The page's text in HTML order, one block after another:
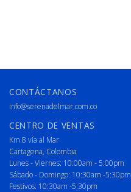
CONTÁCTANOS
info@serenadelmar.com.co
CENTRO DE VENTAS
Km 8 vía al Mar
Cartagena, Colombia
Lunes - Viernes: 10:00am - 5:00pm
Sábado - Domingo: 10:30am -5:30pm
Festivos: 10:30am -5:30pm